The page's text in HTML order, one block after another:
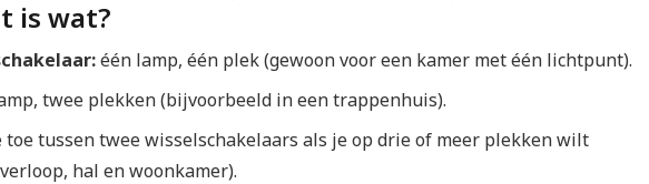
is wat?
één lamp, één plek (gewoon voor een kamer met één lichtpunt).
twee plekken (bijvoorbeeld in een trappenhuis).
toe tussen twee wisselschakelaars als je op drie of meer plekken wilt
hal en woonkamer).